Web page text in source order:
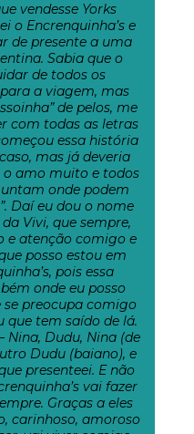
vendesse Yorks
o Encrenquinha’s e
de presente a uma
Sabia que o
de todos os
a viagem, mas
de pelos, me
com todas as letras
essa história
mas já deveria
o amo muito e todos
onde podem
Daí eu dou o nome
Vivi, que sempre,
e atenção comigo e
posso estou em
pois essa
onde eu posso
se preocupa comigo
que tem saído de lá.
Nina, Dudu, Nina (de
Dudu (baiano), e
presenteei. E não
vai fazer
Graças a eles
carinhoso, amoroso